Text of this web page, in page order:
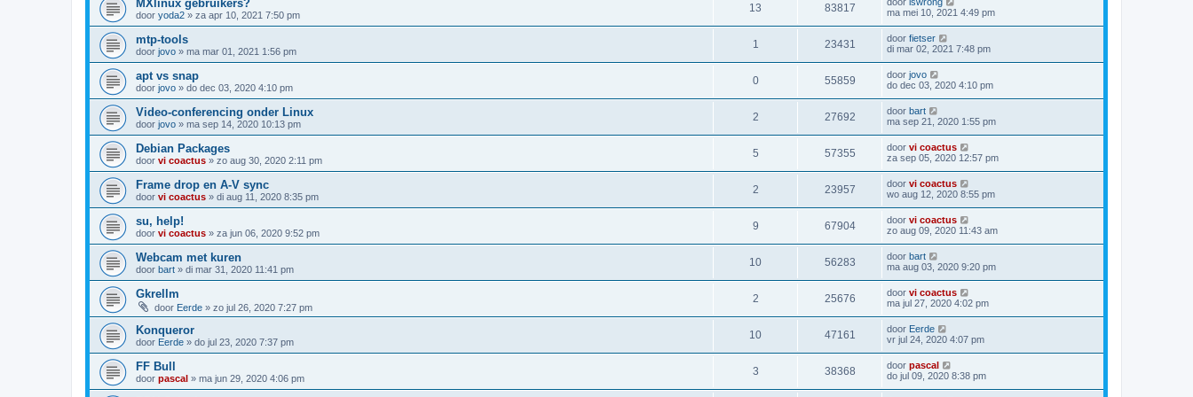
MXlinux gebruikers?
door yoda2 » za apr 10, 2021 7:50 pm
13 83817
ma mei 10, 2021 4:49 pm
mtp-tools
door jovo » ma mar 01, 2021 1:56 pm
1 23431 door fietser
di mar 02, 2021 7:48 pm
apt vs snap
door jovo » do dec 03, 2020 4:10 pm
0 55859 door jovo
do dec 03, 2020 4:10 pm
Video-conferencing onder Linux
door jovo » ma sep 14, 2020 10:13 pm
2 27692 door bart
ma sep 21, 2020 1:55 pm
Debian Packages
door vi coactus » zo aug 30, 2020 2:11 pm
5 57355 door vi coactus
za sep 05, 2020 12:57 pm
Frame drop en A-V sync
door vi coactus » di aug 11, 2020 8:35 pm
2 23957 door vi coactus
wo aug 12, 2020 8:55 pm
su, help!
door vi coactus » za jun 06, 2020 9:52 pm
9 67904 door vi coactus
zo aug 09, 2020 11:43 am
Webcam met kuren
door bart » di mar 31, 2020 11:41 pm
10 56283 door bart
ma aug 03, 2020 9:20 pm
Gkrellm
door Eerde » zo jul 26, 2020 7:27 pm
2 25676 door vi coactus
ma jul 27, 2020 4:02 pm
Konqueror
door Eerde » do jul 23, 2020 7:37 pm
10 47161 door Eerde
vr jul 24, 2020 4:07 pm
FF Bull
door pascal » ma jun 29, 2020 4:06 pm
3 38368 door pascal
do jul 09, 2020 8:38 pm